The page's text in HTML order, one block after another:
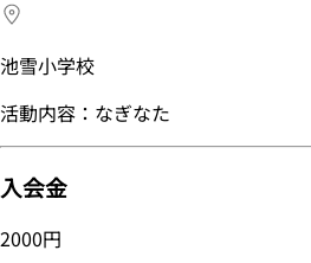
池雪小学校
活動内容：なぎなた
入会金
2000円